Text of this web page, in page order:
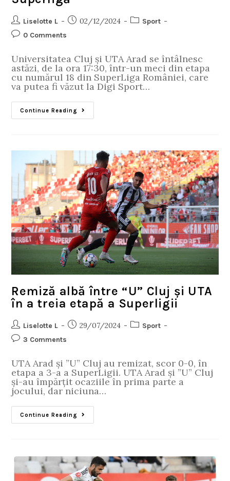
Liselotte L 02/12/2024
Sport
0 Comments
Universitatea Cluj și UTA Arad se întâlnesc
astăzi, de la ora 17:30, într-un meci din etapa
cu numărul 18 din SuperLiga României, care
va putea fi văzut la Digi Sport…
Continue Reading
Remiză albă între “U” Cluj și UTA
în a treia etapă a Superligii
Liselotte L 29/07/2024
Sport
3 Comments
UTA Arad și ”U” Cluj au remizat, scor 0-0, în
etapa a 3-a a SuperLigii. UTA Arad și ”U” Cluj
și-au împărțit ocaziile în prima parte a
jocului, dar niciuna…
Continue Reading